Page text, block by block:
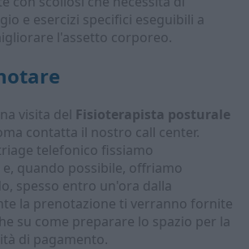
e esercizi specifici eseguibili a
l'assetto corporeo.
visita del Fisioterapista posturale
contatta il nostro call center.
telefonico fissiamo
quando possibile, offriamo
spesso entro un'ora dalla
la prenotazione ti verranno fornite
su come preparare lo spazio per la
di pagamento.